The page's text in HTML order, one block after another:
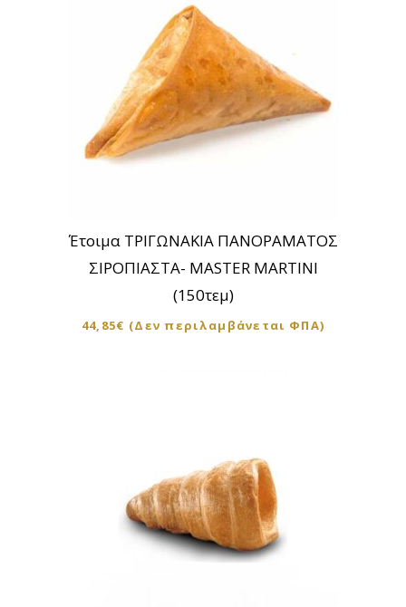
Έτοιμα ΤΡΙΓΩΝΑΚΙΑ ΠΑΝΟΡΑΜΑΤΟΣ
ΣΙΡΟΠΙΑΣΤΑ- MASTER MARTINI
(150τεμ)
44,85€ (Δεν περιλαμβάνεται ΦΠΑ)